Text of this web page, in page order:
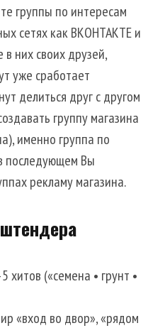
группы по интересам
сетях как ВКОНТАКТЕ и
них своих друзей,
уже сработает
делиться друг с другом
группу магазина
именно группа по
последующем Вы
рекламу магазина.
хитов («семена • грунт •
«вход во двор», «рядом